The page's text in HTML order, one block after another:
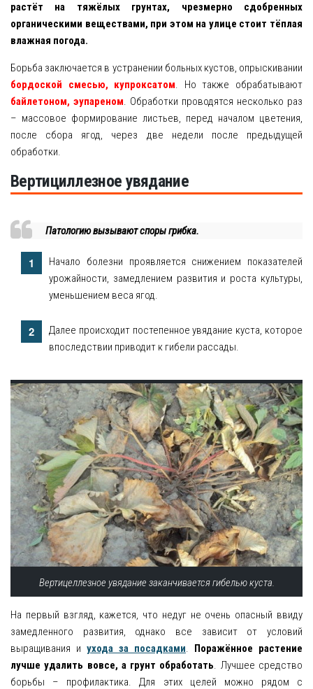
растёт на тяжёлых грунтах, чрезмерно сдобренных
органическими веществами, при этом на улице стоит тёплая
влажная погода.
Борьба заключается в устранении больных кустов, опрыскивании
бордоской смесью, купроксатом. Но также обрабатывают
байлетоном, эупареном. Обработки проводятся несколько раз
– массовое формирование листьев, перед началом цветения,
после сбора ягод, через две недели после предыдущей
обработки.
Вертициллезное увядание
Патологию вызывают споры грибка.
Начало болезни проявляется снижением показателей
урожайности, замедлением развития и роста культуры,
уменьшением веса ягод.
Далее происходит постепенное увядание куста, которое
впоследствии приводит к гибели рассады.
Вертицеллезное увядание заканчивается гибелью куста.
На первый взгляд, кажется, что недуг не очень опасный ввиду
замедленного развития, однако все зависит от условий
выращивания и ухода за посадками. Поражённое растение
лучше удалить вовсе, а грунт обработать. Лучшее средство
борьбы – профилактика. Для этих целей можно рядом с